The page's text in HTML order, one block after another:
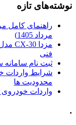
نوشته‌های تازه
مرداد 1405)
فنی
ثبت نام
شرایط واردات
محدودیت ها
واردات
.